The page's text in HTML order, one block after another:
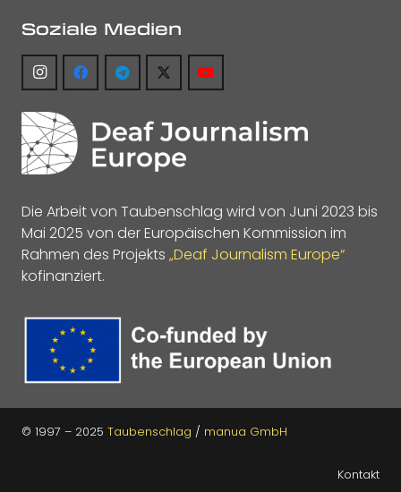
Soziale Medien
Die Arbeit von Taubenschlag wird von Juni 2023 bis
Mai 2025 von der Europäischen Kommission im
Rahmen des Projekts „Deaf Journalism Europe“
kofinanziert.
© 1997 – 2025 Taubenschlag / manua GmbH
Kontakt